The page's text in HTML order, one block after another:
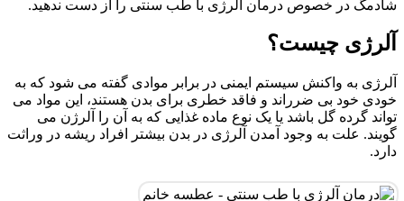
شادمگ در خصوص درمان آلرژی با طب سنتی را از دست ندهيد.
آلرژی چیست؟
آلرژی به واکنش سیستم ایمنی در برابر موادی گفته می شود که به
خودی خود بی ضرراند و فاقد خطری برای بدن هستند، این مواد می
تواند گرده گل باشد یا یک نوع ماده غذایی که به آن را آلرژن می
گویند. علت به وجود آمدن آلرژی در بدن بیشتر افراد ریشه در وراثت
دارد.